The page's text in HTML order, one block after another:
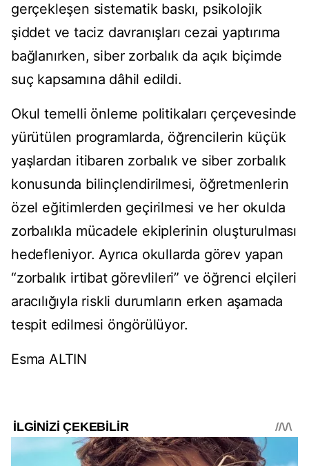
gerçekleşen sistematik baskı, psikolojik
şiddet ve taciz davranışları cezai yaptırıma
bağlanırken, siber zorbalık da açık biçimde
suç kapsamına dâhil edildi.
Okul temelli önleme politikaları çerçevesinde
yürütülen programlarda, öğrencilerin küçük
yaşlardan itibaren zorbalık ve siber zorbalık
konusunda bilinçlendirilmesi, öğretmenlerin
özel eğitimlerden geçirilmesi ve her okulda
zorbalıkla mücadele ekiplerinin oluşturulması
hedefleniyor. Ayrıca okullarda görev yapan
“zorbalık irtibat görevlileri” ve öğrenci elçileri
aracılığıyla riskli durumların erken aşamada
tespit edilmesi öngörülüyor.
Esma ALTIN